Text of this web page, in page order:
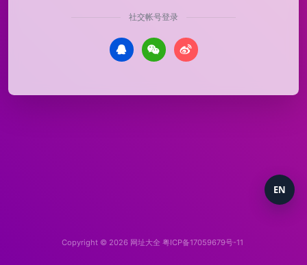
社交帐号登录
Copyright © 2026 网址大全 粤ICP备17059679号-11
EN